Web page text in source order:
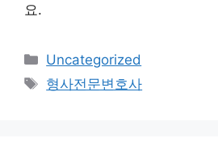
요.
카
테
고
Uncategorized
태
형사전문변호사